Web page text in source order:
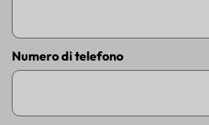
Numero di telefono